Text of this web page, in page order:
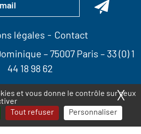
et vous donne le contrôle sur ceux
Tout refuser Personnaliser
X
légales
Contact
– 75007 Paris – 33 (0) 1
44 18 98 62